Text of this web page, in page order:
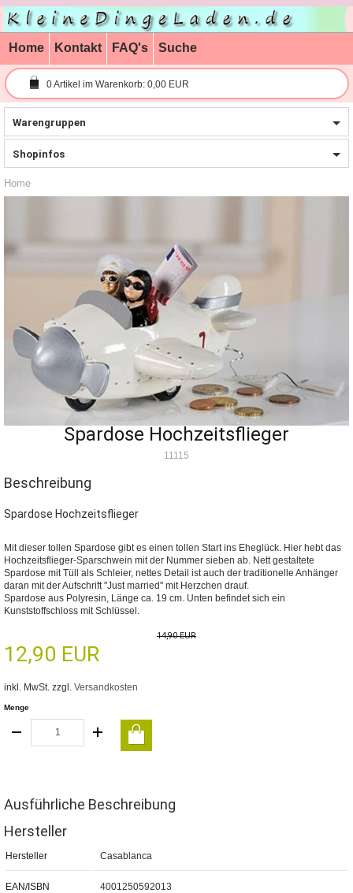
Home Kontakt FAQ's Suche
0Artikel im Warenkorb: 0,00 EUR
Warengruppen
Shopinfos
Home
Spardose Hochzeitsflieger
11115
Beschreibung
Spardose Hochzeitsflieger
Mit dieser tollen Spardose gibt es einen tollen Start ins Eheglück. Hier hebt das
Hochzeitsflieger-Sparschwein mit der Nummer sieben ab. Nett gestaltete
Spardose mit Tüll als Schleier, nettes Detail ist auch der traditionelle Anhänger
daran mit der Aufschrift "Just married" mit Herzchen drauf.
Spardose aus Polyresin, Länge ca. 19 cm. Unten befindet sich ein
Kunststoffschloss mit Schlüssel.
14,90 EUR
12,90 EUR
inkl. MwSt. zzgl. Versandkosten
Menge
Ausführliche Beschreibung
Hersteller
Hersteller Casablanca
EAN/ISBN 4001250592013